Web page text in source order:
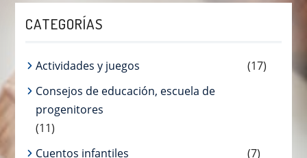
CATEGORÍAS
Actividades y juegos
(17)
Consejos de educación, escuela de
progenitores
(11)
Cuentos infantiles
(7)